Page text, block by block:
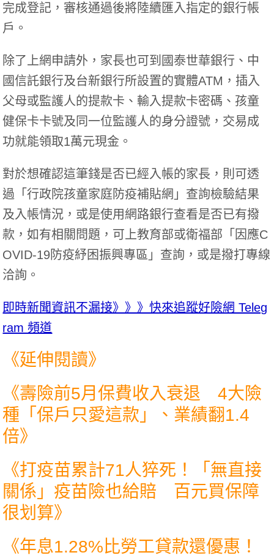
完成登記，審核通過後將陸續匯入指定的銀行帳
戶。
除了上網申請外，家長也可到國泰世華銀行、中
國信託銀行及台新銀行所設置的實體ATM，插入
父母或監護人的提款卡、輸入提款卡密碼、孩童
健保卡卡號及同一位監護人的身分證號，交易成
功就能領取1萬元現金。
對於想確認這筆錢是否已經入帳的家長，則可透
過「行政院孩童家庭防疫補貼網」查詢檢驗結果
及入帳情況，或是使用網路銀行查看是否已有撥
款，如有相關問題，可上教育部或衛福部「因應C
OVID-19防疫紓困振興專區」查詢，或是撥打專線
洽詢。
即時新聞資訊不漏接》》》快來追蹤好險網 Teleg
ram 頻道
《延伸閱讀》
《壽險前5月保費收入衰退 4大險
種「保戶只愛這款」、業績翻1.4
倍》
《打疫苗累計71人猝死！「無直接
關係」疫苗險也給賠 百元買保障
很划算》
《年息1.28%比勞工貸款還優惠！